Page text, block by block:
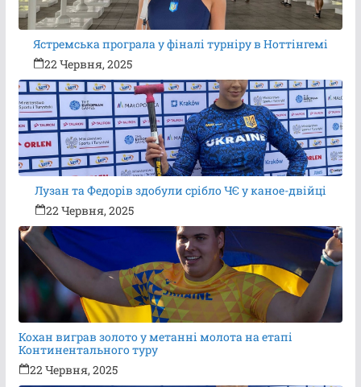
Ястремська програла у фіналі турніру в Ноттінгемі
22 Червня, 2025
Лузан та Федорів здобули срібло ЧЄ у каное-двійці
22 Червня, 2025
Кохан виграв золото у метанні молота на етапі
Континентального туру
22 Червня, 2025